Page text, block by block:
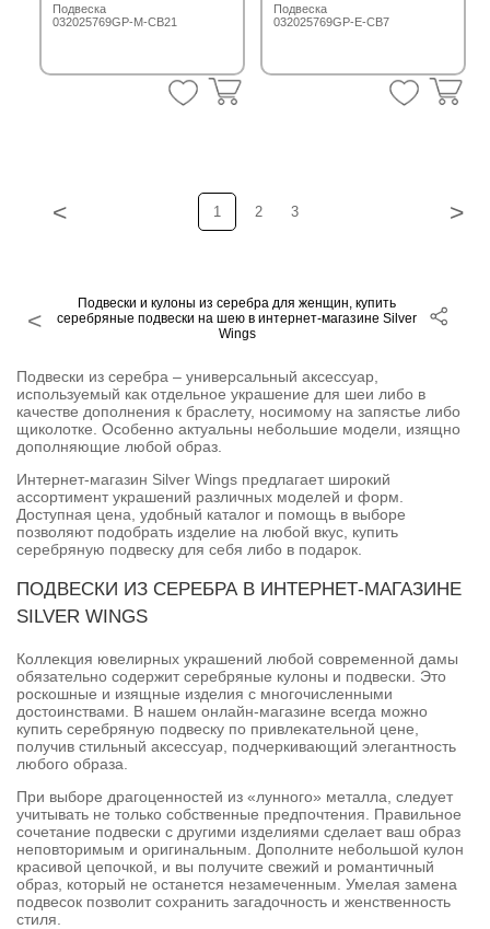
Подвеска
032025769GP-E-CB7
Подвеска
032025769GP-M-CB21
< 1 2 3 >
Подвески и кулоны из серебра для женщин, купить
серебряные подвески на шею в интернет-магазине Silver
Wings
Подвески из серебра – универсальный аксессуар,
используемый как отдельное украшение для шеи либо в
качестве дополнения к браслету, носимому на запястье либо
щиколотке. Особенно актуальны небольшие модели, изящно
дополняющие любой образ.
Интернет-магазин Silver Wings предлагает широкий
ассортимент украшений различных моделей и форм.
Доступная цена, удобный каталог и помощь в выборе
позволяют подобрать изделие на любой вкус, купить
серебряную подвеску для себя либо в подарок.
ПОДВЕСКИ ИЗ СЕРЕБРА В ИНТЕРНЕТ-МАГАЗИНЕ
SILVER WINGS
Коллекция ювелирных украшений любой современной дамы
обязательно содержит серебряные кулоны и подвески. Это
роскошные и изящные изделия с многочисленными
достоинствами. В нашем онлайн-магазине всегда можно
купить серебряную подвеску по привлекательной цене,
получив стильный аксессуар, подчеркивающий элегантность
любого образа.
При выборе драгоценностей из «лунного» металла, следует
учитывать не только собственные предпочтения. Правильное
сочетание подвески с другими изделиями сделает ваш образ
неповторимым и оригинальным. Дополните небольшой кулон
красивой цепочкой, и вы получите свежий и романтичный
образ, который не останется незамеченным. Умелая замена
подвесок позволит сохранить загадочность и женственность
стиля.